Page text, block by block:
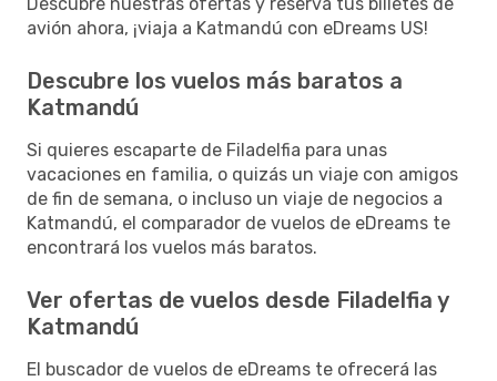
avión ahora, ¡viaja a Katmandú con eDreams US!
Descubre los vuelos más baratos a
Katmandú
Si quieres escaparte de Filadelfia para unas
vacaciones en familia, o quizás un viaje con amigos
de fin de semana, o incluso un viaje de negocios a
Katmandú, el comparador de vuelos de eDreams te
encontrará los vuelos más baratos.
Ver ofertas de vuelos desde Filadelfia y
Katmandú
El buscador de vuelos de eDreams te ofrecerá las